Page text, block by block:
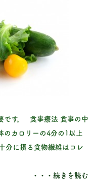
です。 食事療法 食事の中
のカロリーの4分の1以上
分に摂る食物繊維はコレ
・・・続きを読む